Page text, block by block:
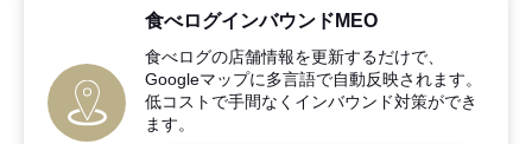
食べログインバウンドMEO
食べログの店舗情報を更新するだけで、
Googleマップに多言語で自動反映されます。
低コストで手間なくインバウンド対策ができ
ます。